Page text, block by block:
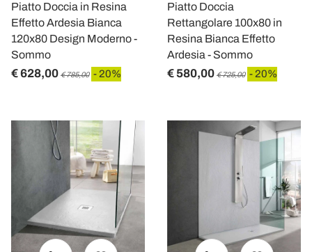
Piatto Doccia in Resina
Effetto Ardesia Bianca
120x80 Design Moderno -
Sommo
€ 628,00 € 785,00 - 20%
Piatto Doccia
Rettangolare 100x80 in
Resina Bianca Effetto
Ardesia - Sommo
€ 580,00 € 725,00 - 20%